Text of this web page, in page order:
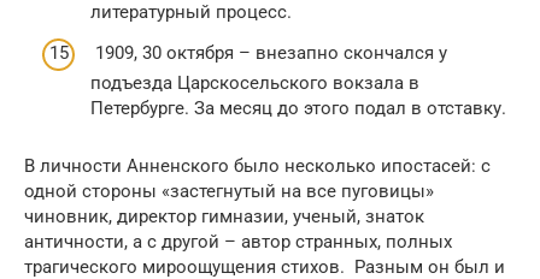
литературный процесс.
1909, 30 октября – внезапно скончался у
подъезда Царскосельского вокзала в
Петербурге. За месяц до этого подал в отставку.
В личности Анненского было несколько ипостасей: с
одной стороны «застегнутый на все пуговицы»
чиновник, директор гимназии, ученый, знаток
античности, а с другой – автор странных, полных
трагического мироощущения стихов. Разным он был и